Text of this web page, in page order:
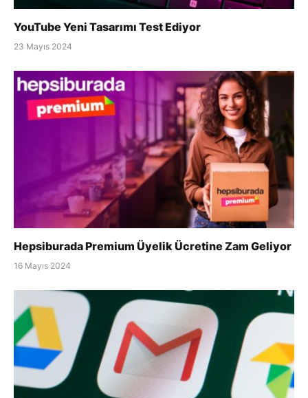
YouTube Yeni Tasarımı Test Ediyor
23 Mayıs 2024
Hepsiburada Premium Üyelik Ücretine Zam Geliyor
16 Mayıs 2024